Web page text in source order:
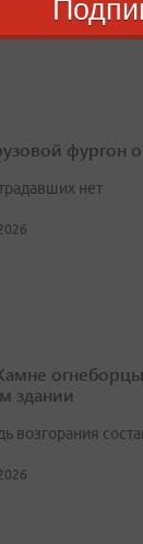
фургон
нет
здании
возгорания